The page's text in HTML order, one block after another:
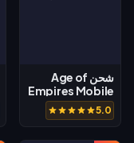
شحن Age of
Empires Mobile
5.0